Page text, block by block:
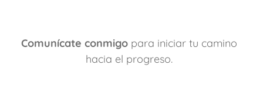
Comunícate conmigo para iniciar tu camino
hacia el progreso.